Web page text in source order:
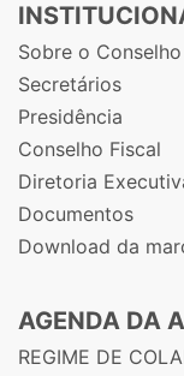
Sobre o Conselho
Secretários
Presidência
Conselho Fiscal
Diretoria
Documentos
Download da
AGENDA DA
REGIME DE